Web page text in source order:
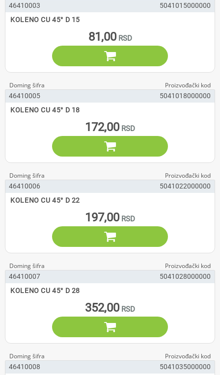
46410003
5041015000000
KOLENO CU 45° D 15
81,00

46410005
5041018000000
KOLENO CU 45° D 18
172,00

46410006
5041022000000
KOLENO CU 45° D 22
197,00

46410007
5041028000000
KOLENO CU 45° D 28
352,00

46410008 5041035000000